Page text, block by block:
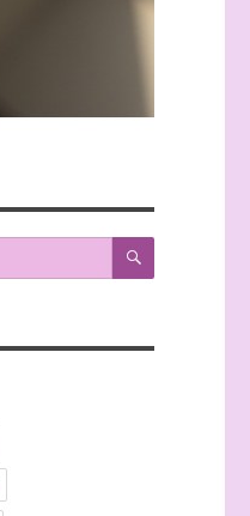
SUCHEN